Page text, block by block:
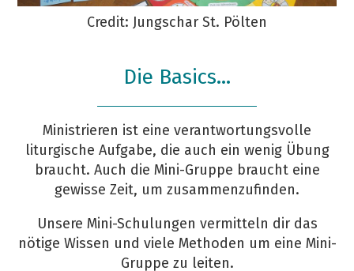
Credit: Jungschar St. Pölten
Die Basics...
Ministrieren ist eine verantwortungsvolle
liturgische Aufgabe, die auch ein wenig Übung
braucht. Auch die Mini-Gruppe braucht eine
gewisse Zeit, um zusammenzufinden.
Unsere Mini-Schulungen vermitteln dir das
nötige Wissen und viele Methoden um eine Mini-
Gruppe zu leiten.